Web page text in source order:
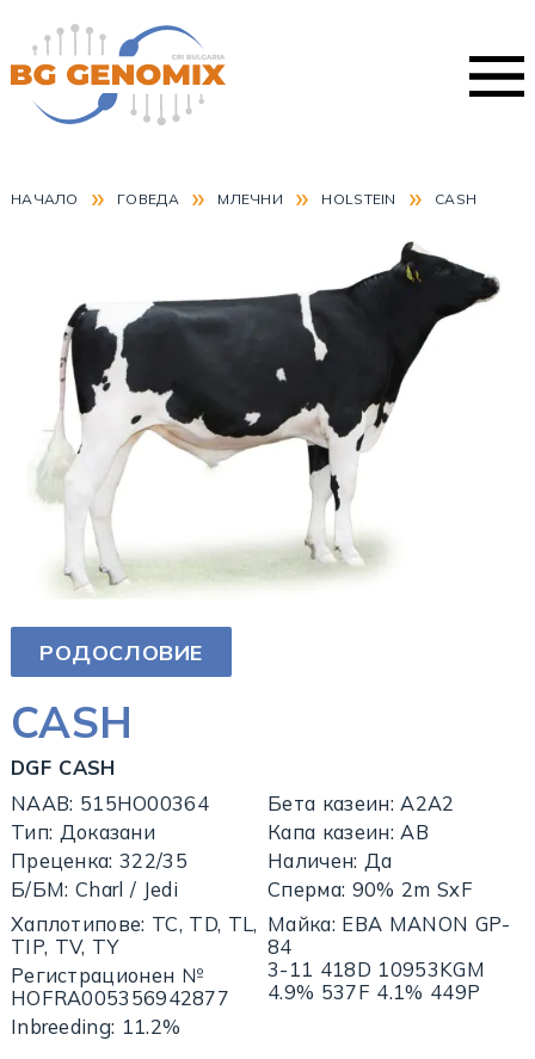
НАЧАЛО » ГОВЕДА » МЛЕЧНИ » HOLSTEIN » CASH
РОДОСЛОВИЕ
CASH
DGF CASH
NAAB: 515HO00364
Тип: Доказани
Преценка: 322/35
Б/БМ: Charl / Jedi
Бета казеин: A2A2
Капа казеин: AB
Наличен: Да
Сперма: 90% 2m SxF
Хаплотипове: TC, TD, TL,
TIP, TV, TY
Регистрационен №
HOFRA005356942877
Inbreeding: 11.2%
Майка: EBA MANON GP-
84
3-11 418D 10953KGM
4.9% 537F 4.1% 449P